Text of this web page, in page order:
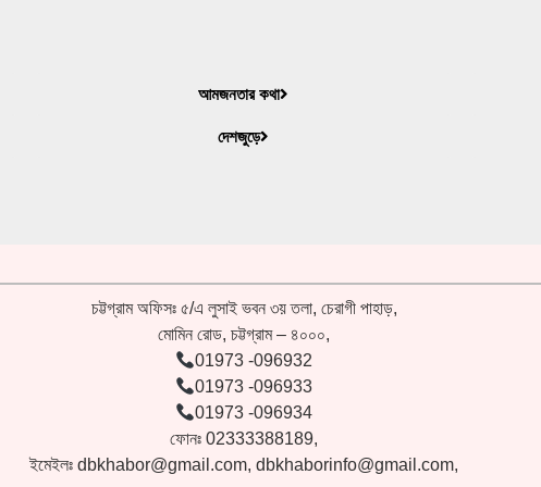
আমজনতার কথা
দেশজুড়ে
চট্টগ্রাম অফিসঃ ৫/এ লুসাই ভবন ৩য় তলা, চেরাগী পাহাড়,
মোমিন রোড, চট্টগ্রাম – ৪০০০,
01973 -096932
01973 -096933
01973 -096934
ফোনঃ 02333388189,
ইমেইলঃ dbkhabor@gmail.com, dbkhaborinfo@gmail.com,